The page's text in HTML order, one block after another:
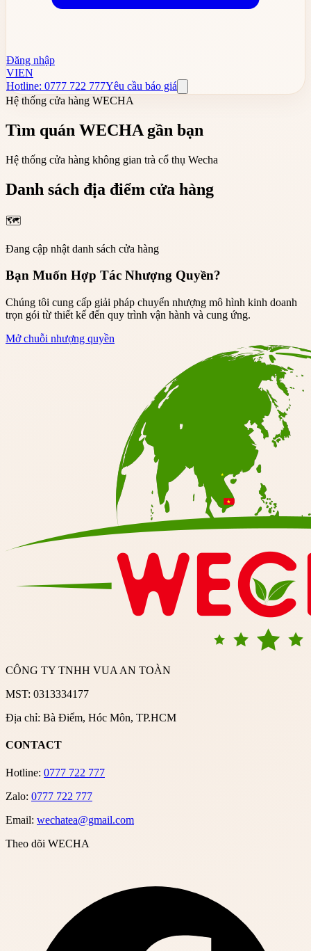
Đăng nhập
VIEN
Hotline: 0777 722 777Yêu cầu báo giá
Hệ thống cửa hàng WECHA
Tìm quán WECHA gần bạn
Hệ thống cửa hàng không gian trà cổ thụ Wecha
Danh sách địa điểm cửa hàng
🗺️
Đang cập nhật danh sách cửa hàng
Bạn Muốn Hợp Tác Nhượng Quyền?
Chúng tôi cung cấp giải pháp chuyển nhượng mô hình kinh doanh
trọn gói từ thiết kế đến quy trình vận hành và cung ứng.
Mở chuỗi nhượng quyền
CÔNG TY TNHH VUA AN TOÀN
MST: 0313334177
Địa chỉ: Bà Điểm, Hóc Môn, TP.HCM
CONTACT
Hotline: 0777 722 777
Zalo: 0777 722 777
Email: wechatea@gmail.com
Theo dõi WECHA